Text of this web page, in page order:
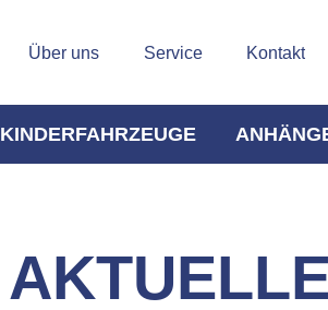
Über uns Service Kontakt
KINDERFAHRZEUGE